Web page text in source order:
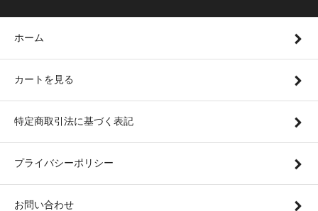
ホーム
カートを見る
特定商取引法に基づく表記
プライバシーポリシー
お問い合わせ